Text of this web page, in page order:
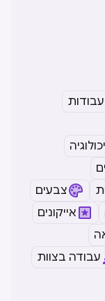
צבעים
אייקונים
עבודה בצוות